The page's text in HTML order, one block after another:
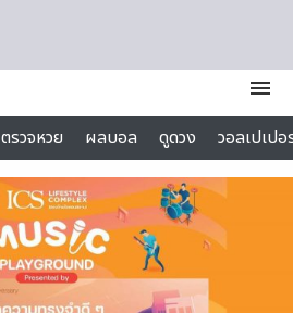
menu
ตรวจหวย ผลบอล ดูดวง
วอลเปเป